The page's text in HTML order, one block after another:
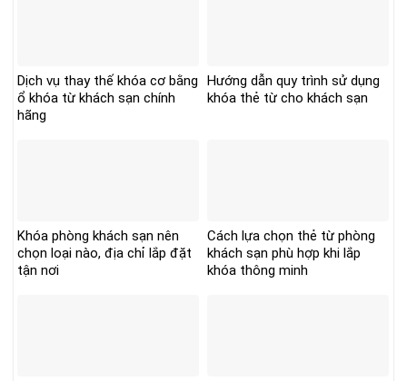
Dịch vụ thay thế khóa cơ bằng
ổ khóa từ khách sạn chính
hãng
Hướng dẫn quy trình sử dụng
khóa thẻ từ cho khách sạn
Khóa phòng khách sạn nên
chọn loại nào, địa chỉ lắp đặt
tận nơi
Cách lựa chọn thẻ từ phòng
khách sạn phù hợp khi lắp
khóa thông minh